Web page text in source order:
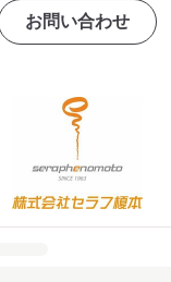
お問い合わせ